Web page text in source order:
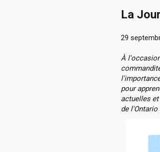
La
29
À
pour
actuelles
de